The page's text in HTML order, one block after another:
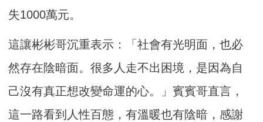
失1000萬元。
這讓彬彬哥沉重表示：「社會有光明面，也必
然存在陰暗面。很多人走不出困境，是因為自
己沒有真正想改變命運的心。」賓賓哥直言，
這一路看到人性百態，有溫暖也有陰暗，感謝